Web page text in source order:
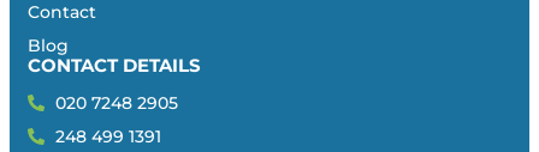
Contact
Blog
CONTACT DETAILS
020 7248 2905
248 499 1391